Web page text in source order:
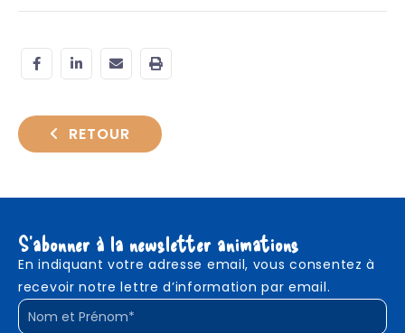
RETOUR
S'abonner à la newsletter animations
En indiquant votre adresse email, vous consentez à
recevoir notre lettre d’information par email.